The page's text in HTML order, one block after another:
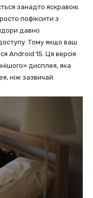
занадто яскравою.
пофіксити з
давно
Тому якщо ваш
Android 15. Ця версія
дисплея, яка
ніж зазвичай.